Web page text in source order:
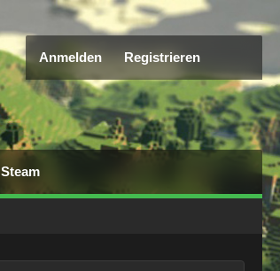
Anmelden Registrieren
Steam